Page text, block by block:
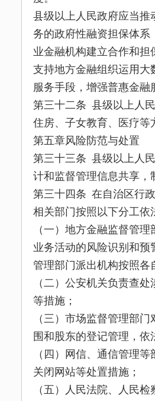
县级以上人民政府应当推
务的政府性融资担保体系
业金融机构建立合作和担
支持地方金融组织运用大
服务手段，增强普惠金融
第三十二条 县级以上人
住房、子女教育、医疗等
第五章风险防范与处置
第三十三条 县级以上人
计和监督管理信息共享，
第三十四条 在自治区行
相关部门按照以下分工依
（一）地方金融监督管
业务活动的风险识别和
管理部门派出机构按照各
（二）公安机关负责查
等措施；
（三）市场监督管理部
围和股东的登记管理，
（四）网信、通信管理
关闭网站等处置措施；
（五）人民法院、人民